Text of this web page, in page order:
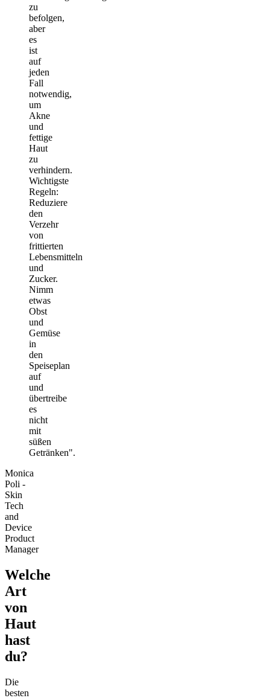
zu
befolgen,
aber
es
ist
auf
jeden
Fall
notwendig,
um
Akne
und
fettige
Haut
zu
verhindern.
Wichtigste
Regeln:
Reduziere
den
Verzehr
von
frittierten
Lebensmitteln
und
Zucker.
Nimm
etwas
Obst
und
Gemüse
in
den
Speiseplan
auf
und
übertreibe
es
nicht
mit
süßen
Getränken".
Monica
Poli -
Skin
Tech
and
Device
Product
Manager
Welche
Art
von
Haut
hast
du?
Die
besten